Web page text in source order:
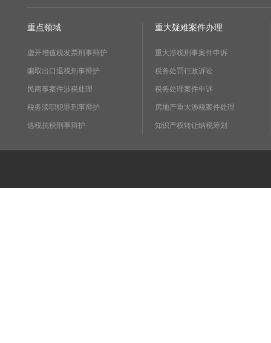
重点领域
虚开增值税发票刑事辩护
骗取出口退税刑事辩护
民商事案件涉税处理
税务渎职犯罪刑事辩护
逃税抗税刑事辩护
重大疑难案件办理
重大涉税刑事案件申诉
税务处罚行政诉讼
税务处理案件申诉
房地产重大涉税案件处理
知识产权转让纳税筹划